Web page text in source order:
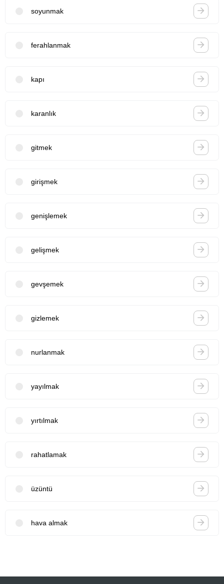
soyunmak
ferahlanmak
kapı
karanlık
gitmek
girişmek
genişlemek
gelişmek
gevşemek
gizlemek
nurlanmak
yayılmak
yırtılmak
rahatlamak
üzüntü
hava almak